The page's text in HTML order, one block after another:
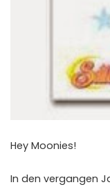
Hey Moonies!
In den vergangen